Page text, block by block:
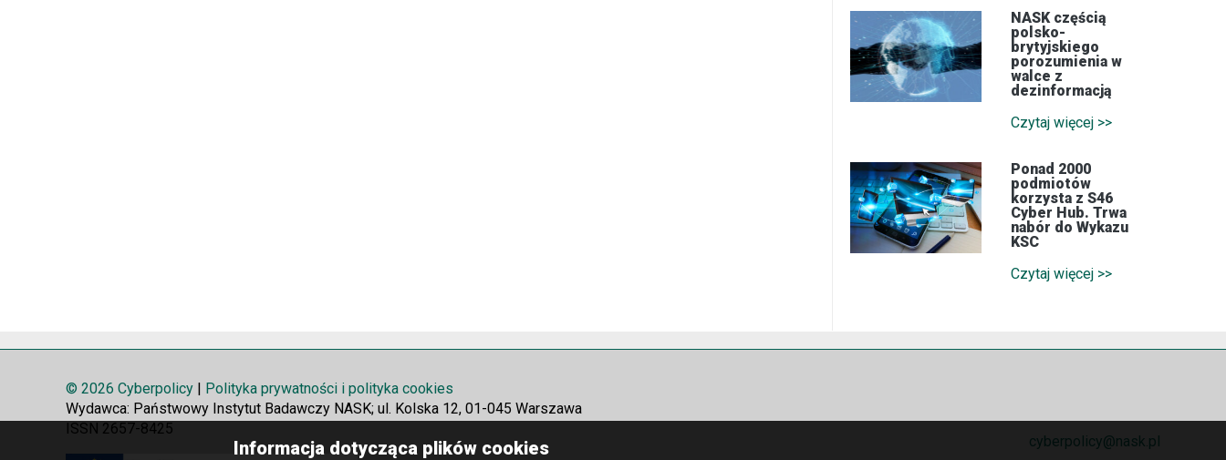
NASK częścią
polsko-
brytyjskiego
porozumienia w
walce z
dezinformacją
Czytaj więcej >>
Ponad 2000
podmiotów
korzysta z S46
Cyber Hub. Trwa
nabór do Wykazu
KSC
Czytaj więcej >>
© 2026 Cyberpolicy | Polityka prywatności i polityka cookies
Wydawca: Państwowy Instytut Badawczy NASK; ul. Kolska 12, 01-045 Warszawa
ISSN 2657-8425
cyberpolicy@nask.pl
Informacja dotycząca plików cookies